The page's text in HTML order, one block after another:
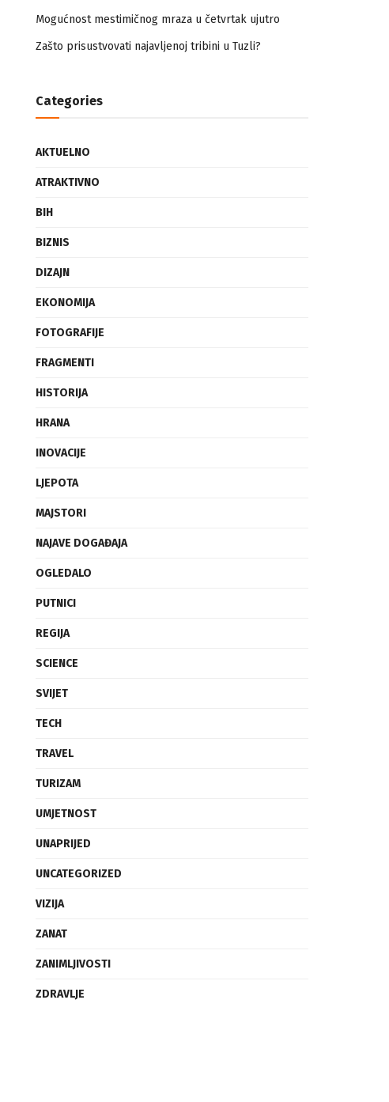
Mogućnost mestimičnog mraza u četvrtak ujutro
Zašto prisustvovati najavljenoj tribini u Tuzli?
Categories
AKTUELNO
ATRAKTIVNO
BIH
BIZNIS
DIZAJN
EKONOMIJA
FOTOGRAFIJE
FRAGMENTI
HISTORIJA
HRANA
INOVACIJE
LJEPOTA
MAJSTORI
NAJAVE DOGAĐAJA
OGLEDALO
PUTNICI
REGIJA
SCIENCE
SVIJET
TECH
TRAVEL
TURIZAM
UMJETNOST
UNAPRIJED
UNCATEGORIZED
VIZIJA
ZANAT
ZANIMLJIVOSTI
ZDRAVLJE